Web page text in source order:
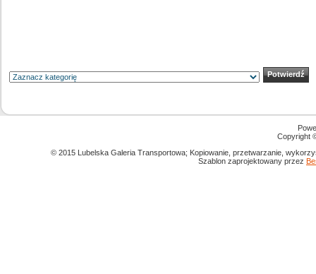
Copyright
© 2015 Lubelska Galeria Transportowa; Kopiowanie, przetwarzanie,
Szablon zaprojektowany przez